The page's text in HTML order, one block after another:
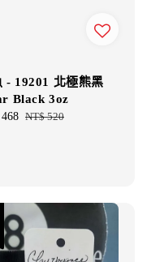
- 19201 北極熊黑
Black 3oz
Regular
NT$ 520